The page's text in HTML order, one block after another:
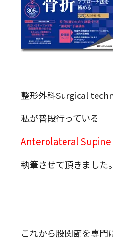
整形外科Surgical
私が普段行っている
Anterolateral Supine
執筆させて頂きました。
これから股関節を専門